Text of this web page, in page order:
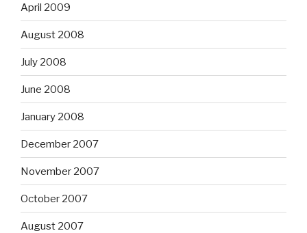
April 2009
August 2008
July 2008
June 2008
January 2008
December 2007
November 2007
October 2007
August 2007